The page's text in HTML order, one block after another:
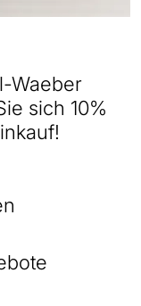
Waeber
sich 10%